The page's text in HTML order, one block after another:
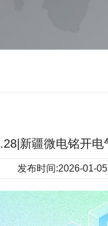
新疆微电铭开电
发布时间:2026-01-